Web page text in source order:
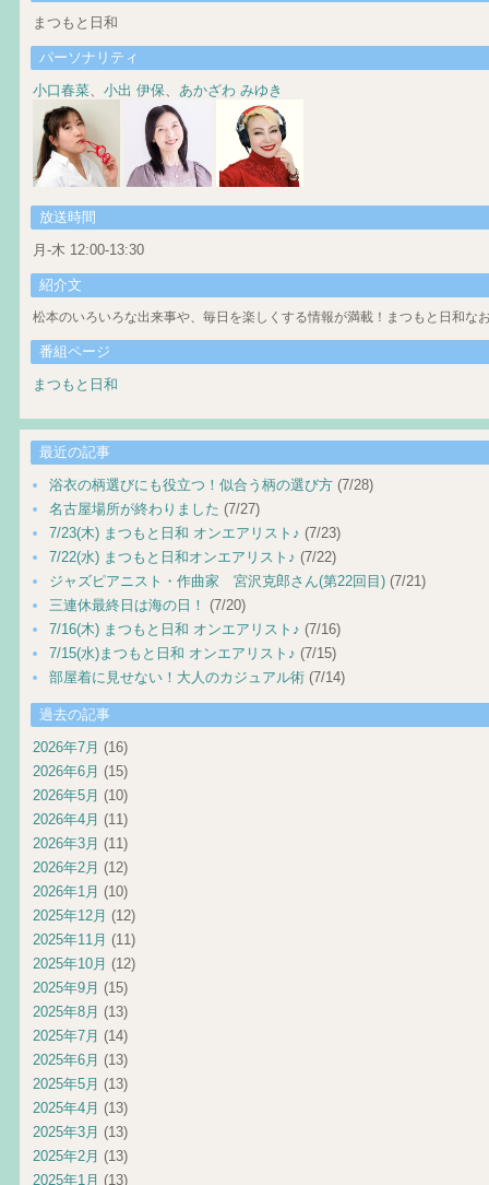
まつもと日和
パーソナリティ
小口春菜、 小出 伊保、 あかざわ みゆき
放送時間
月-木 12:00-13:30
紹介文
松本のいろいろな出来事や、毎日を楽しくする情報が満載！まつもと日和な
番組ページ
まつもと日和
最近の記事
浴衣の柄選びにも役立つ！似合う柄の選び方 (7/28)
名古屋場所が終わりました (7/27)
7/23(木) まつもと日和 オンエアリスト♪ (7/23)
7/22(水) まつもと日和オンエアリスト♪ (7/22)
ジャズピアニスト・作曲家 宮沢克郎さん(第22回目) (7/21)
三連休最終日は海の日！ (7/20)
7/16(木) まつもと日和 オンエアリスト♪ (7/16)
7/15(水)まつもと日和 オンエアリスト♪ (7/15)
部屋着に見せない！大人のカジュアル術 (7/14)
過去の記事
2026年7月 (16)
2026年6月 (15)
2026年5月 (10)
2026年4月 (11)
2026年3月 (11)
2026年2月 (12)
2026年1月 (10)
2025年12月 (12)
2025年11月 (11)
2025年10月 (12)
2025年9月 (15)
2025年8月 (13)
2025年7月 (14)
2025年6月 (13)
2025年5月 (13)
2025年4月 (13)
2025年3月 (13)
2025年2月 (13)
2025年1月 (13)